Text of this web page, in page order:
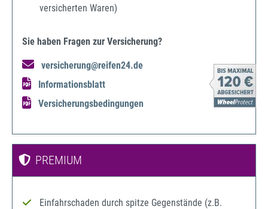
versicherten Waren)
Sie haben Fragen zur Versicherung?
versicherung@reifen24.de
Informationsblatt
Versicherungsbedingungen
PREMIUM
Einfahrschaden durch spitze Gegenstände (z.B.